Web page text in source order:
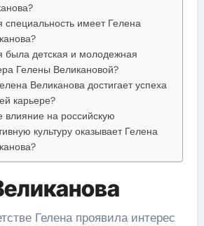
специальность имеет Гелена
была детская и молодежная
Гелены Великановой?
Великанова достигает успеха
карьере?
влияние на российскую
культуру оказывает Гелена
Гелена проявила интерес